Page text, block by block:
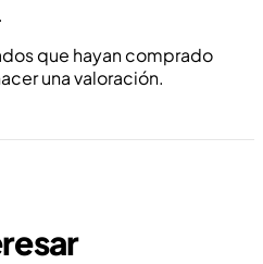
que hayan comprado
una valoración.